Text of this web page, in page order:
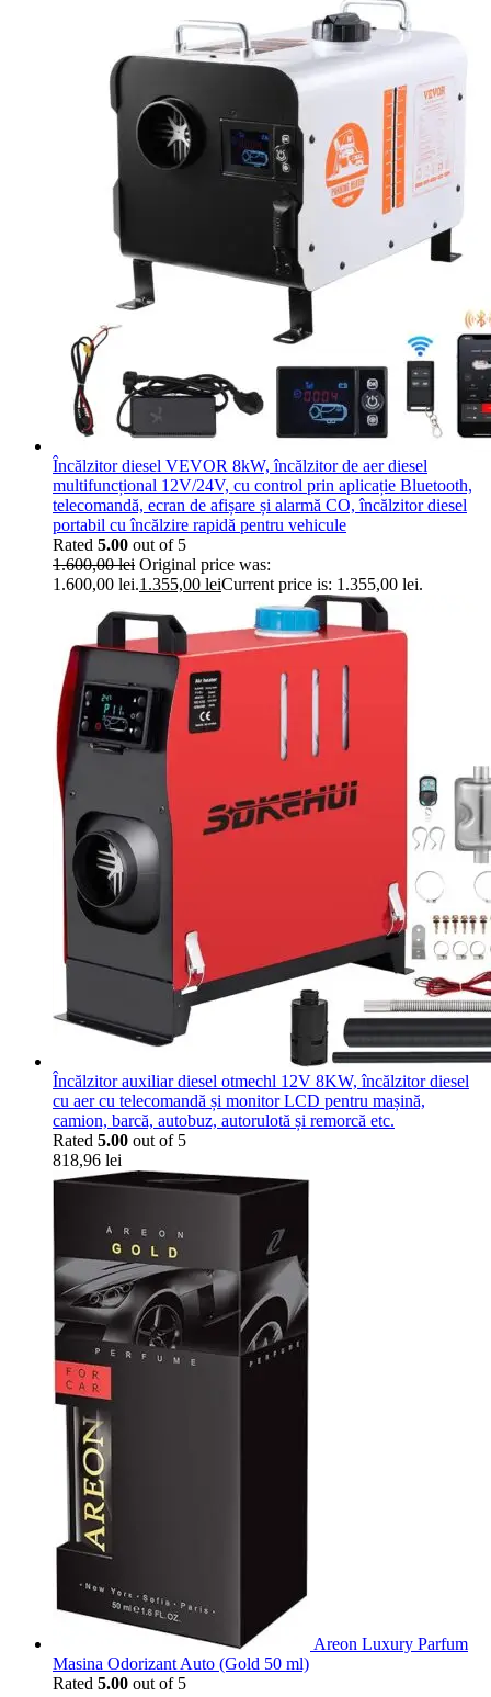
Încălzitor diesel VEVOR 8kW, încălzitor de aer diesel
multifuncțional 12V/24V, cu control prin aplicație Bluetooth,
telecomandă, ecran de afișare și alarmă CO, încălzitor diesel
portabil cu încălzire rapidă pentru vehicule
Rated 5.00 out of 5
1.600,00lei Original price was:
1.600,00 lei.1.355,00 leiCurrent price is: 1.355,00 lei.
Încălzitor auxiliar diesel otmechl 12V 8KW, încălzitor diesel
cu aer cu telecomandă și monitor LCD pentru mașină,
camion, barcă, autobuz, autorulotă și remorcă etc.
Rated 5.00 out of 5
818,96 lei
Areon Luxury Parfum
Masina Odorizant Auto (Gold 50 ml)
Rated 5.00 out of 5